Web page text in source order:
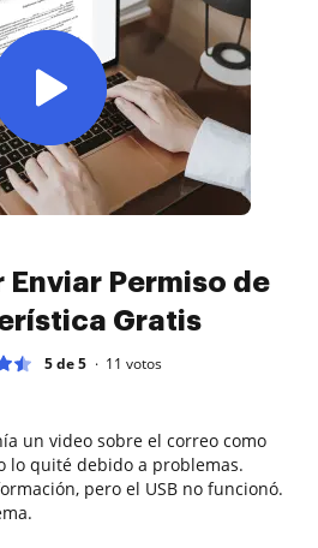
Enviar Permiso de
Gratis
5 de 5 11 votos
un video sobre el correo como
lo quité debido a problemas.
pero el USB no funcionó.